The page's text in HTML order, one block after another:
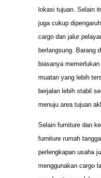
lokasi tujuan. Selain
juga cukup
cargo dan jalur
berlangsung. Barang
biasanya
muatan yang lebih
berjalan lebih stabil
menuju area tujuan
Selain furniture dan
furniture rumah
perlengkapan usaha
menggunakan cargo